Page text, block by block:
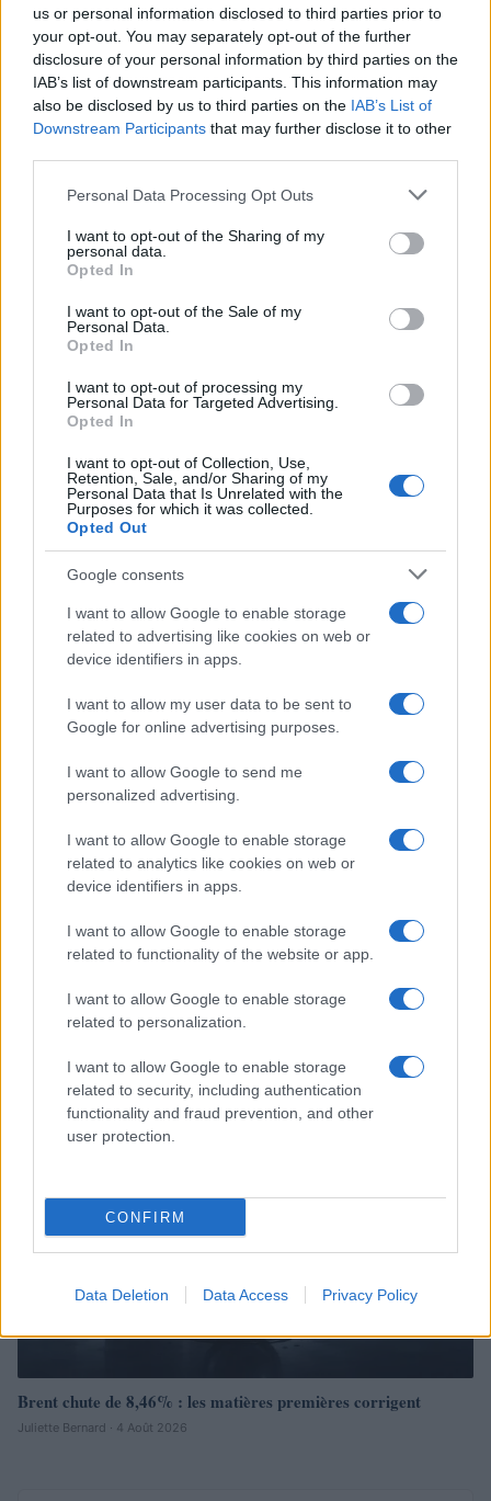
us or personal information disclosed to third parties prior to
your opt-out. You may separately opt-out of the further
disclosure of your personal information by third parties on the
IAB’s list of downstream participants. This information may
also be disclosed by us to third parties on the IAB’s List of
Downstream Participants that may further disclose it to other
Please note that this website/app uses one or more Google
not limited to your visit or usage behaviour. You may click to
grant or deny consent to Google and its third-party tags to
use your data for below specified purposes in below Google
consent section.
Personal Data Processing Opt Outs
I want to opt-out of the Sharing of my
personal data.
Opted In
I want to opt-out of the Sale of my
Personal Data.
Opted In
I want to opt-out of processing my
Personal Data for Targeted Advertising.
Opted In
I want to opt-out of Collection, Use,
Retention, Sale, and/or Sharing of my
Personal Data that Is Unrelated with the
Purposes for which it was collected.
Opted Out
Google consents
I want to allow Google to enable storage
related to advertising like cookies on web or
device identifiers in apps.
I want to allow my user data to be sent to
Google for online advertising purposes.
I want to allow Google to send me
personalized advertising.
I want to allow Google to enable storage
related to analytics like cookies on web or
device identifiers in apps.
I want to allow Google to enable storage
related to functionality of the website or app.
I want to allow Google to enable storage
related to personalization.
I want to allow Google to enable storage
related to security, including authentication
functionality and fraud prevention, and other
user protection.
CONFIRM
Data Deletion Data Access Privacy Policy
Continuez la lecture
Brent chute de 8,3 % : le pétrole en net repli malgré un or
résilient
Bourses européennes : l’impact des négociations sur le détroit
d’Ormuz
NEWS
Brent chute de 8,46% : les matières premières corrigent
Juliette Bernard · 4 Août 2026